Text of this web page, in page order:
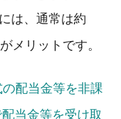
は、通常は約
メリットです。
配当金等を非課
当金等を受け取